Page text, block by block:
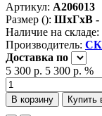
Артикул: А206013
Размер (): ШxГxВ -
Наличие на складе:
Производитель:
Доставка по
5 300 р. 5 300 р. %
В корзину Купить